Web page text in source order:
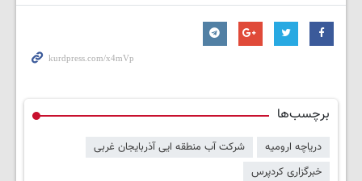
برچسب‌ها
دریاچه ارومیه
شرکت آب منطقه ایی آذربایجان غربی
خبرگزاری کردپرس